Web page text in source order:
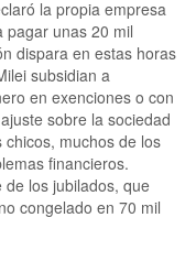
la propia empresa
pagar unas 20 mil
dispara en estas horas
subsidian a
en exenciones o con
sobre la sociedad
muchos de los
financieros.
los jubilados, que
congelado en 70 mil